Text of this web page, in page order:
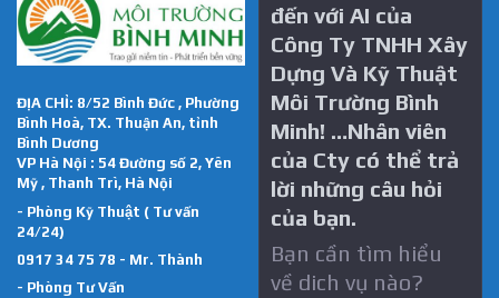
ĐỊA CHỈ: 8/52 Bình Đức , Phường
Bình Hoà, TX. Thuận An, tỉnh
Bình Dương
VP Hà Nội : 54 Đường số 2, Yên
Mỹ , Thanh Trì, Hà Nội
- Phòng Kỹ Thuật ( Tư vấn
24/24)
0917 34 75 78 - Mr. Thành
- Phòng Tư Vấn
đến với AI của
Công Ty TNHH Xây
Dựng Và Kỹ Thuật
Môi Trường Bình
Minh! …Nhân viên
của Cty có thể trả
lời những câu hỏi
của bạn.
Bạn cần tìm hiểu
về dich vụ nào?